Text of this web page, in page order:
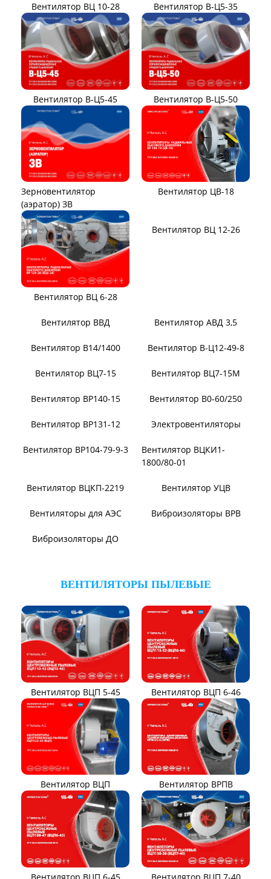
Вентилятор ВЦ 10-28 Вентилятор В-Ц5-35
Вентилятор В-Ц5-45 Вентилятор В-Ц5-50
Зерновентилятор
(аэратор) ЗВ
Вентилятор ЦВ-18
Вентилятор ВЦ 6-28
Вентилятор ВР140-15 Вентилятор В0-60/250
Вентилятор ВР131-12
Электровентиляторы
Вентилятор ВР104-79-9-3
Вентилятор ВЦКИ1-
1800/80-01
Вентилятор ВЦКП-2219 Вентилятор УЦВ
Вентиляторы для АЭС Виброизоляторы ВРВ
Виброизоляторы ДО